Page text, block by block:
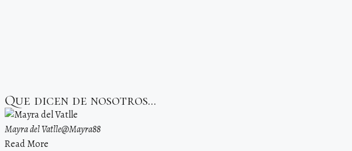
Que dicen de nosotros...
Mayra del Vatlle@Mayra88
Read More